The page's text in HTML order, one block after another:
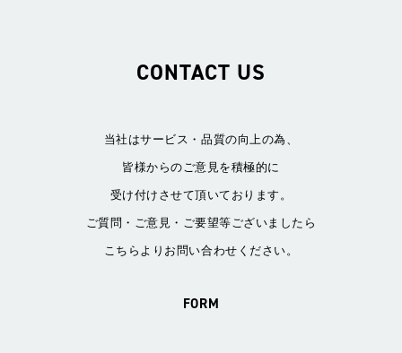
CONTACT US
当社はサービス・品質の向上の為、
皆様からのご意見を積極的に
受け付けさせて頂いております。
ご質問・ご意見・ご要望等ございましたら
こちらよりお問い合わせください。
FORM